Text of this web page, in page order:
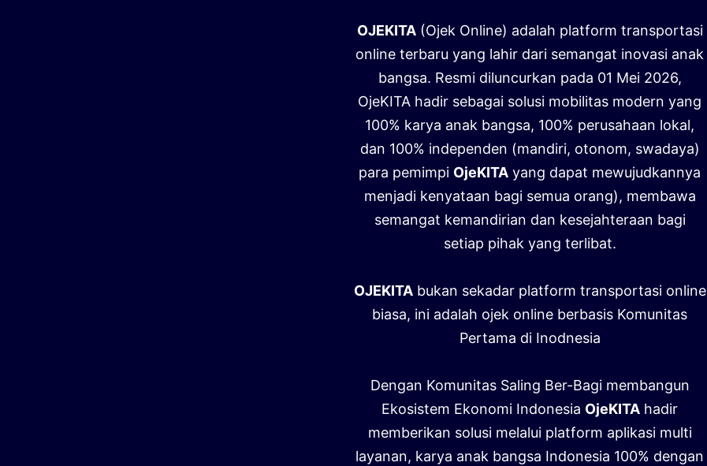
OJEKITA(Ojek Online) adalah platform transportasi
online terbaru yang lahir dari semangat inovasi anak
bangsa. Resmi diluncurkan pada 01 Mei 2026,
OjeKITA hadir sebagai solusi mobilitas modern yang
100% karya anak bangsa, 100% perusahaan lokal,
dan 100% independen (mandiri, otonom, swadaya)
para pemimpi OjeKITA yang dapat mewujudkannya
menjadi kenyataan bagi semua orang), membawa
semangat kemandirian dan kesejahteraan bagi
setiap pihak yang terlibat.
OJEKITAbukan sekadar platform transportasi online
biasa, ini adalah ojek online berbasis Komunitas
Pertama di Inodnesia
Dengan Komunitas Saling Ber-Bagi membangun
Ekosistem Ekonomi Indonesia OjeKITA hadir
memberikan solusi melalui platform aplikasi multi
layanan, karya anak bangsa Indonesia 100% dengan